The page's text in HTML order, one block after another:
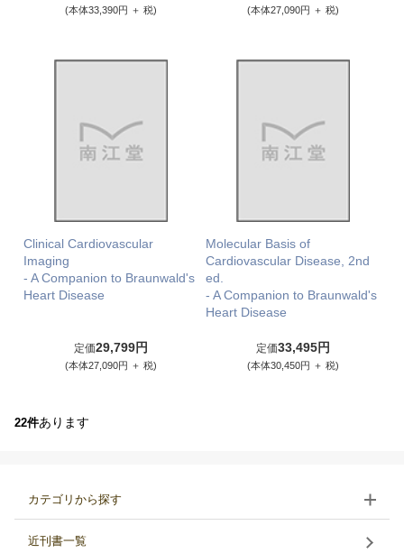
(本体33,390円 ＋ 税) (本体27,090円 ＋ 税)
Clinical Cardiovascular
Imaging
- A Companion to Braunwald's
Heart Disease
定価29,799円
(本体27,090円 ＋ 税)
Molecular Basis of
Cardiovascular Disease, 2nd
ed.
- A Companion to Braunwald's
Heart Disease
定価33,495円
(本体30,450円 ＋ 税)
22件あります
カテゴリから探す
近刊書一覧